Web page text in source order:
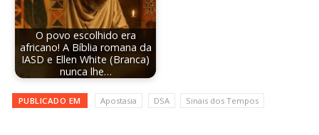
O povo escolhido era
africano! A Bíblia romana da
IASD e Ellen White (Branca)
nunca lhe…
PUBLICADO EM Apostasia DSA Sinais dos Tempos